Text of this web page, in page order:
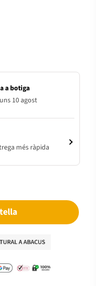
a botiga
10 agost
més ràpida